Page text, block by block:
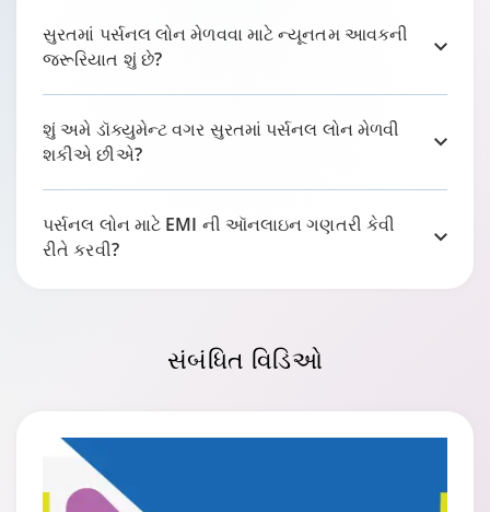
સુરતમાં પર્સનલ લોન મેળવવા માટે ન્યૂનતમ આવકની
જરૂરિયાત શું છે?
શું અમે ડૉક્યુમેન્ટ વગર સુરતમાં પર્સનલ લોન મેળવી
શકીએ છીએ?
પર્સનલ લોન માટે EMI ની ઑનલાઇન ગણતરી કેવી
રીતે કરવી?
સંબંધિત વિડિઓ